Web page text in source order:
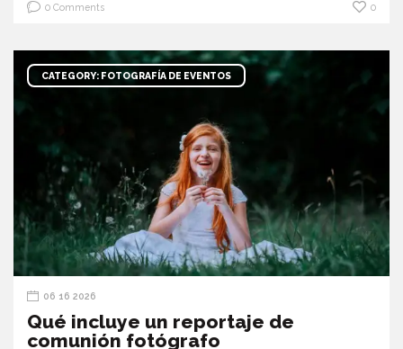
0 Comments 0
CATEGORY: FOTOGRAFÍA DE EVENTOS
06 16 2026
Qué incluye un reportaje de
comunión fotógrafo